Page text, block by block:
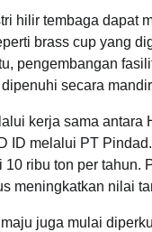
hilir tembaga dapat
brass cup yang
pengembangan
secara
kerja sama
ID melalui PT
ribu ton per tahun.
meningkatkan nilai
juga mulai